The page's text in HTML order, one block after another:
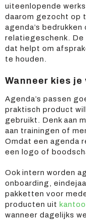
uiteenlopende
daarom gezocht op
agenda’s
relatiegeschenk.
dat helpt om
te houden.
Wanneer kies je
Agenda’s passen
praktisch product
gebruikt. Denk aan
aan trainingen of
Omdat een agenda
een logo of
Ook intern worden
onboarding,
pakketten voor
producten uit
wanneer dagelijks